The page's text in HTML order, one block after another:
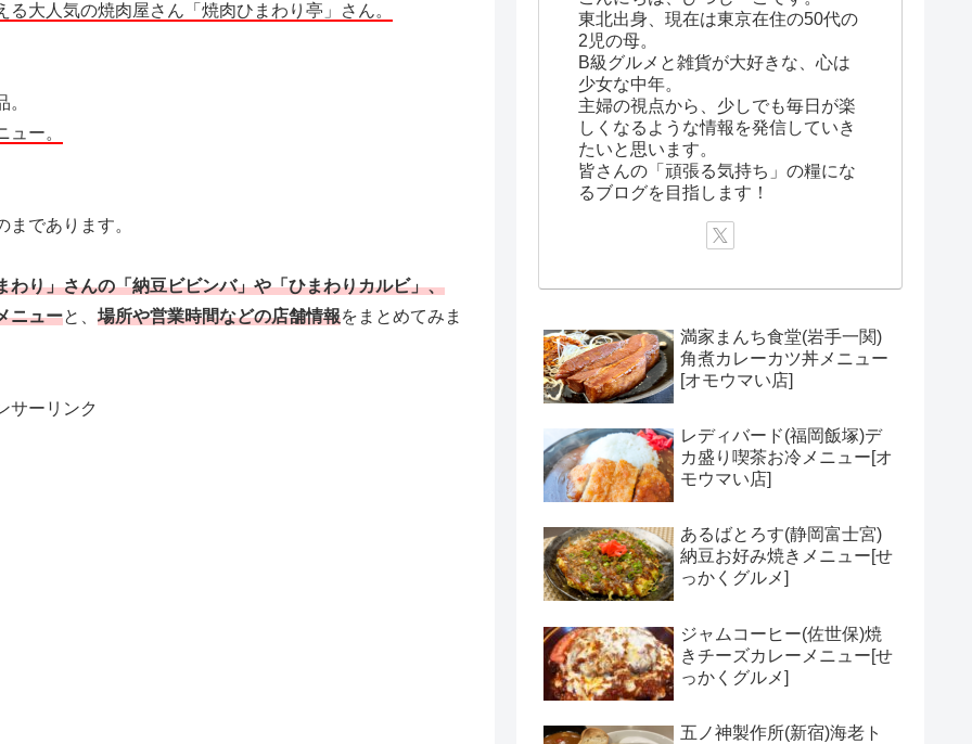
大人気の焼肉屋さん「焼肉ひまわり亭」さん。
ー。
まであります。
わり」さんの「納豆ビビンバ」や「ひまわりカルビ」、
ニューと、 場所や営業時間などの店舗情報をまとめてみま
サーリンク
東北出身、現在は東京在住の50代の
2児の母。
B級グルメと雑貨が大好きな、心は
少女な中年。
主婦の視点から、少しでも毎日が楽
しくなるような情報を発信していき
たいと思います。
皆さんの「頑張る気持ち」の糧にな
るブログを目指します！
満家まんち食堂(岩手一関)
角煮カレーカツ丼メニュー
[オモウマい店]
レディバード(福岡飯塚)デ
カ盛り喫茶お冷メニュー[オ
モウマい店]
あるばとろす(静岡富士宮)
納豆お好み焼きメニュー[せ
っかくグルメ]
ジャムコーヒー(佐世保)焼
きチーズカレーメニュー[せ
っかくグルメ]
五ノ神製作所(新宿)海老ト